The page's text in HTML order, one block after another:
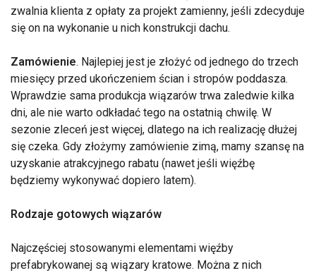
zwalnia klienta z opłaty za projekt zamienny, jeśli zdecyduje
się on na wykonanie u nich konstrukcji dachu.
Zamówienie. Najlepiej jest je złożyć od jednego do trzech
miesięcy przed ukończeniem ścian i stropów poddasza.
Wprawdzie sama produkcja wiązarów trwa zaledwie kilka
dni, ale nie warto odkładać tego na ostatnią chwilę. W
sezonie zleceń jest więcej, dlatego na ich realizację dłużej
się czeka. Gdy złożymy zamówienie zimą, mamy szansę na
uzyskanie atrakcyjnego rabatu (nawet jeśli więźbę
będziemy wykonywać dopiero latem).
Rodzaje gotowych wiązarów
Najczęściej stosowanymi elementami więźby
prefabrykowanej są wiązary kratowe. Można z nich